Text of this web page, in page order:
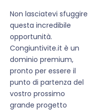
Non lasciatevi sfuggire
questa incredibile
opportunità.
Congiuntivite.it è un
dominio premium,
pronto per essere il
punto di partenza del
vostro prossimo
grande progetto